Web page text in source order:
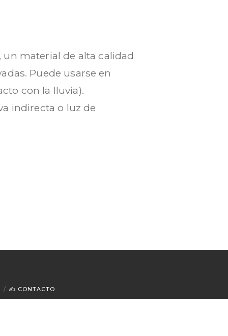
material de alta calidad
Puede usarse en
con la lluvia).
indirecta o luz de
✍ CONTACTO